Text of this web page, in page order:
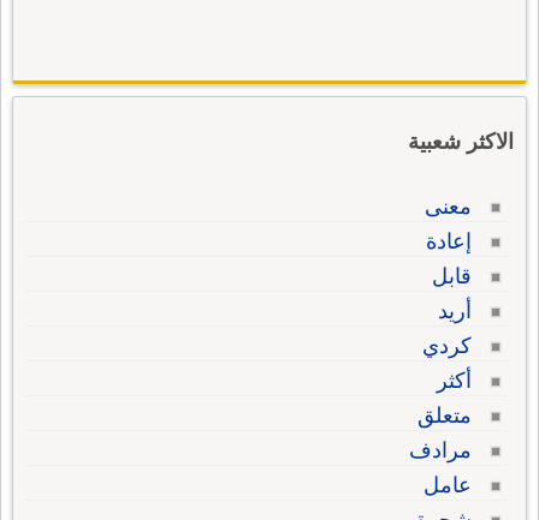
الاكثر شعبية
معنى
إعادة
قابل
أريد
كردي
أكثر
متعلق
مرادف
عامل